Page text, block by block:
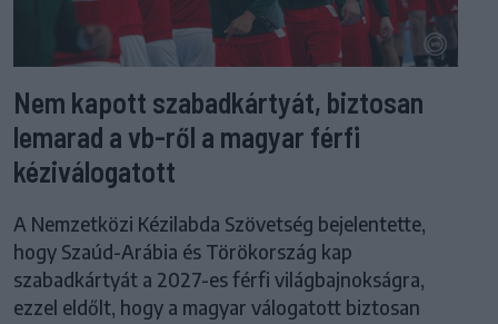
Nem kapott szabadkártyát, biztosan
lemarad a vb-ről a magyar férfi
kéziválogatott
A Nemzetközi Kézilabda Szövetség bejelentette,
hogy Szaúd-Arábia és Törökország kap
szabadkártyát a 2027-es férfi világbajnokságra,
ezzel eldőlt, hogy a magyar válogatott biztosan